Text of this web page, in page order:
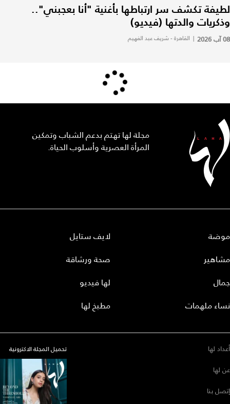
لطيفة تكشف سر ارتباطها بأغنية "أنا بعجبني"..
وذكريات والدتها (فيديو)
08 آب 2026 | القاهرة - شريف عبد الفهيم
مجلة لها تهتم بدعم الشباب وتمكين
المرأة العصرية وأسلوب الحياة.
موضة
مشاهير
جمال
نساء ملهمات
لايف ستايل
صحة ورشاقة
لها فيديو
مطبخ لها
أعداد لها
عن لها
إتصل بنا
تحميل المجلة الاكترونية